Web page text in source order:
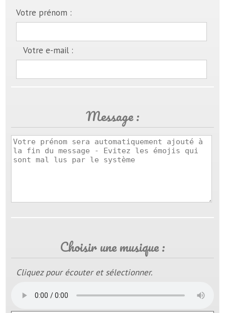
Votre prénom :
Votre e-mail :
Message :
Choisir une musique :
Cliquez pour écouter et sélectionner.